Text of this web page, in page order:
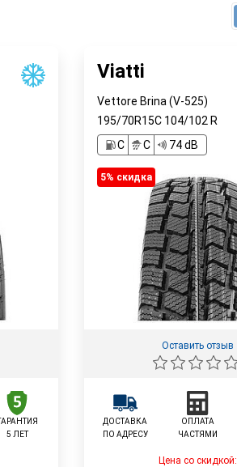
5 ЛЕТ
Viatti
Vettore Brina (V-525)
195/70R15C 104/102 R
C
C 74 dB
5% cкидка
Оставить отзыв
ДОСТАВКА
ПО АДРЕСУ
ОПЛАТА
ЧАСТЯМИ
Цена со скидкой: